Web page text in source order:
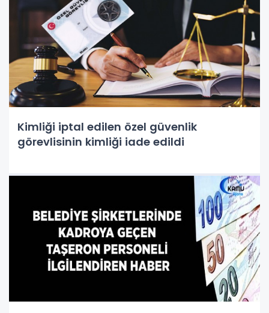
Kimliği iptal edilen özel güvenlik
görevlisinin kimliği iade edildi